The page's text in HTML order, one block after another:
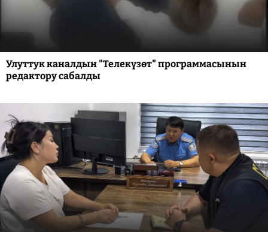
Улуттук каналдын "Телекүзөт" программасынын
редактору сабалды